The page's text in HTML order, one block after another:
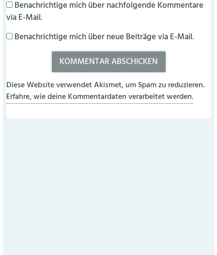
Benachrichtige mich über nachfolgende Kommentare
via E-Mail.
Benachrichtige mich über neue Beiträge via E-Mail.
Diese Website verwendet Akismet, um Spam zu reduzieren.
Erfahre, wie deine Kommentardaten verarbeitet werden.